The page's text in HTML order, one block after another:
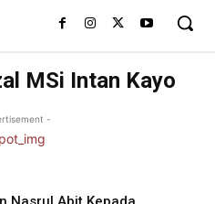
MSi Intan Kayo
-